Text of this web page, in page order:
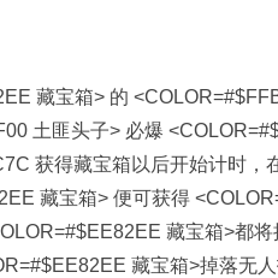
藏宝箱> 的
土匪头子> 必爆
获得藏宝箱以后开始计时，
藏宝箱> 便可获得
藏宝箱>都
藏宝箱>掉落无